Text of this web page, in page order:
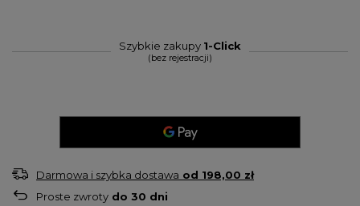
Szybkie zakupy 1-Click
(bez rejestracji)
Darmowa i szybka dostawa od 198,00 zł
Proste zwroty do 30 dni